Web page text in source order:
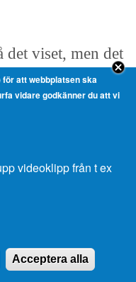
viset, men det
naturligtvis är
det inte så
väl också
Camilla
att webbplatsen ska
vidare godkänner du att vi
videoklipp från t ex
Acceptera alla